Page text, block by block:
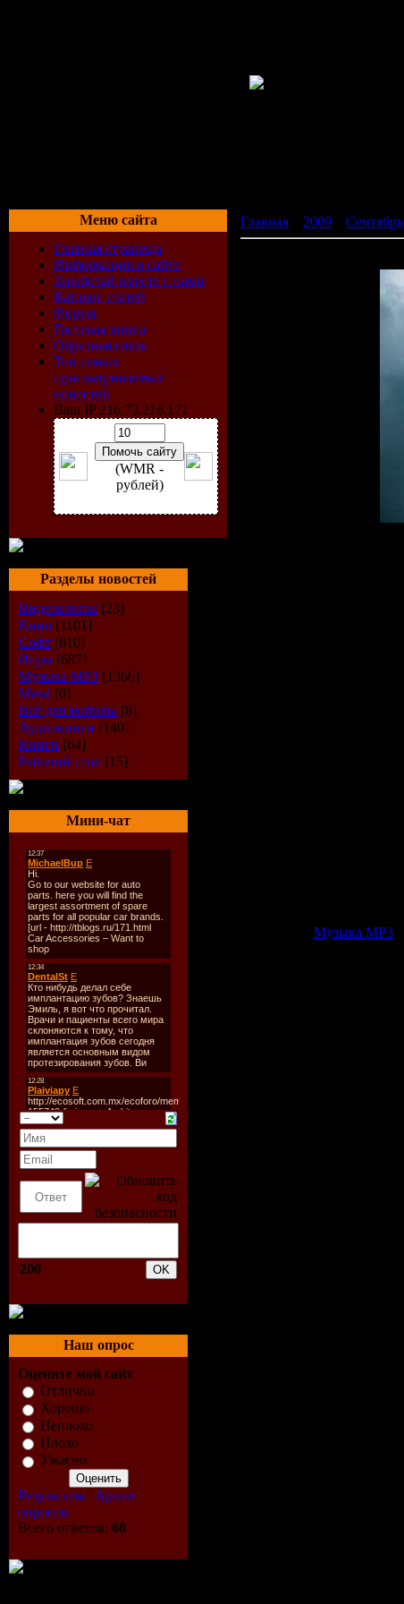
Меню сайта
Главная страница
Информация о сайте
Заработай вместе с нами
Каталог статей
Форум
Гостевая книга
Обратная связь
Топ самых
просматриваемых
новостей
Ваш IP 216.73.216.171
(WMR -
рублей)
Разделы новостей
Видеоклипы [23]
Кино [1101]
Софт [810]
Игры [687]
Музыка МР3 [1366]
Metal [0]
Всё для мобилы [8]
Аудиокниги [140]
Книги [64]
Рабочий стол [15]
Мини-чат
200
Наш опрос
Оцените мой сайт
Отлично
Хорошо
Неплохо
Плохо
Ужасно
Результаты | Архив
опросов
Всего ответов: 68
Главная 2009 Сентябрь
Музыка МР3